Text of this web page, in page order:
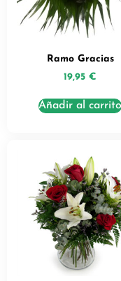
Ramo Gracias
19,95 €
Añadir al carrito